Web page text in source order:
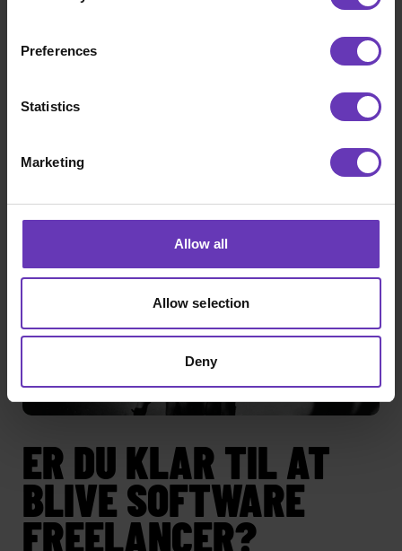
Preferences
Statistics
Marketing
Allow all
Allow selection
Deny
Tag kontakt
ER DU KLAR TIL AT
BLIVE SOFTWARE
FREELANCER?